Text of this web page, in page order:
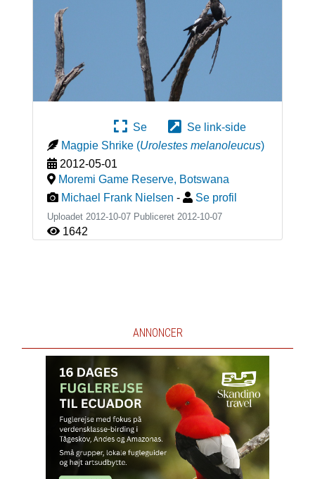
Se
Se link-side
Magpie Shrike (Urolestes melanoleucus)
2012-05-01
Moremi Game Reserve, Botswana
Michael Frank Nielsen - Se profil
Uploadet 2012-10-07 Publiceret 2012-10-07
1642
ANNONCER